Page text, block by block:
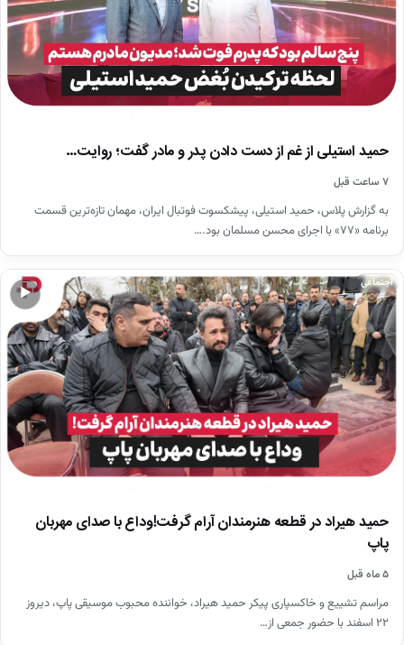
حمید استیلی از غم از دست دادن پدر و مادر گفت؛ روایت…
۷ ساعت قبل
به گزارش پلاس، حمید استیلی، پیشکسوت فوتبال ایران، مهمان تازه‌ترین قسمت
برنامه «۷۷» با اجرای محسن مسلمان بود.…
▶
اجتماعی
حمید هیراد در قطعه هنرمندان آرام گرفت!وداع با صدای مهربان
پاپ
۵ ماه قبل
مراسم تشییع و خاکسپاری پیکر حمید هیراد، خواننده محبوب موسیقی پاپ، دیروز
۲۲ اسفند با حضور جمعی از…